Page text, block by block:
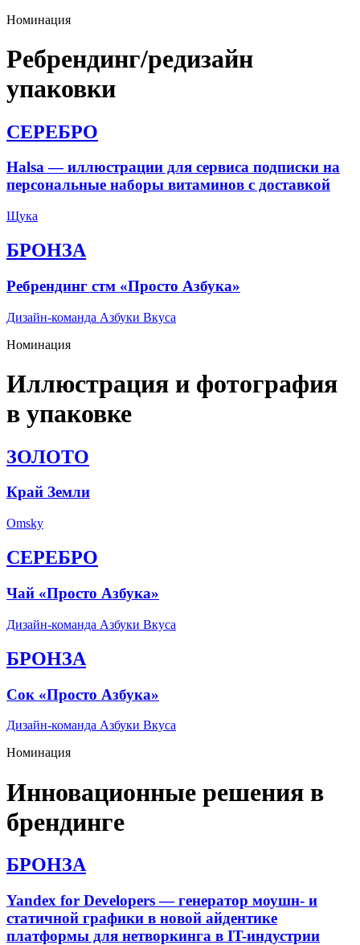
Номинация
Ребрендинг/редизайн
упаковки
СЕРЕБРО
Halsa — иллюстрации для сервиса подписки на
персональные наборы витаминов с доставкой
Щука
БРОНЗА
Ребрендинг стм «Просто Азбука»
Дизайн-команда Азбуки Вкуса
Номинация
Иллюстрация и фотография
в упаковке
ЗОЛОТО
Край Земли
Omsky
СЕРЕБРО
Чай «Просто Азбука»
Дизайн-команда Азбуки Вкуса
БРОНЗА
Сок «Просто Азбука»
Дизайн-команда Азбуки Вкуса
Номинация
Инновационные решения в
брендинге
БРОНЗА
Yandex for Developers — генератор моушн- и
статичной графики в новой айдентике
платформы для нетворкинга в IT-индустрии